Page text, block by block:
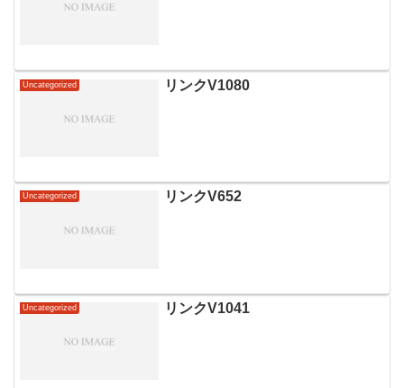
Uncategorized リンクV1080
Uncategorized リンクV652
Uncategorized リンクV1041